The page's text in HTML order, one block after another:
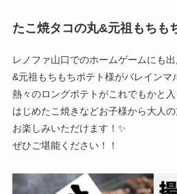
たこ焼タコの丸&元祖もちも
レノファ山口でのホームゲームにも
&元祖もちもちポテト様がバレインマ
熱々のロングポテトがこれでもかと
はじめたこ焼きなどお子様から大人
お楽しみいただけます！✨️
ぜひご堪能ください！！